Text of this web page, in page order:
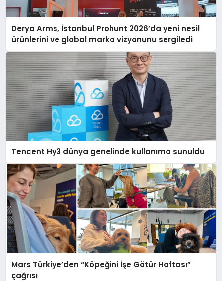
Derya Arms, İstanbul Prohunt 2026’da yeni nesil
ürünlerini ve global marka vizyonunu sergiledi
Tencent Hy3 dünya genelinde kullanıma sunuldu
Mars Türkiye’den “Köpeğini İşe Götür Haftası”
çağrısı